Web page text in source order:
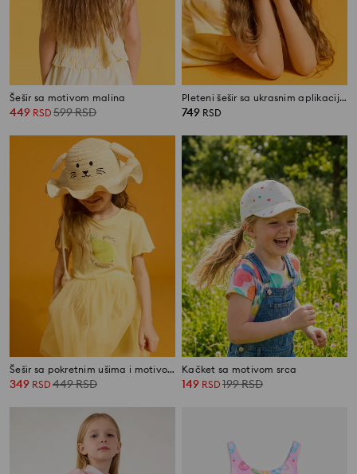
Šešir sa motivom malina
449 RSD 599RSD
Pleteni šešir sa ukrasnim aplikacijama
749 RSD
Šešir sa pokretnim ušima i motivom psa
349 RSD 449RSD
Kačket sa motivom srca
149 RSD 199RSD